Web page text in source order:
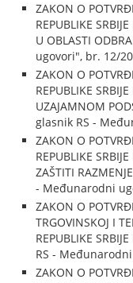
ZAKON O
REPUBLIKE
U OBLASTI
ugovori", br. 12/
ZAKON O
REPUBLIKE
UZAJAMNOM
glasnik RS -
ZAKON O
REPUBLIKE
ZAŠTITI
- Međunarodni
ZAKON O
TRGOVINSKOJ I
REPUBLIKE
RS -
ZAKON O